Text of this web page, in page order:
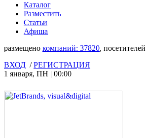
Каталог
Разместить
Статьи
Афиша
размещено компаний: 37820, посетителей
ВХОД /РЕГИСТРАЦИЯ
1 января, ПН | 00:00